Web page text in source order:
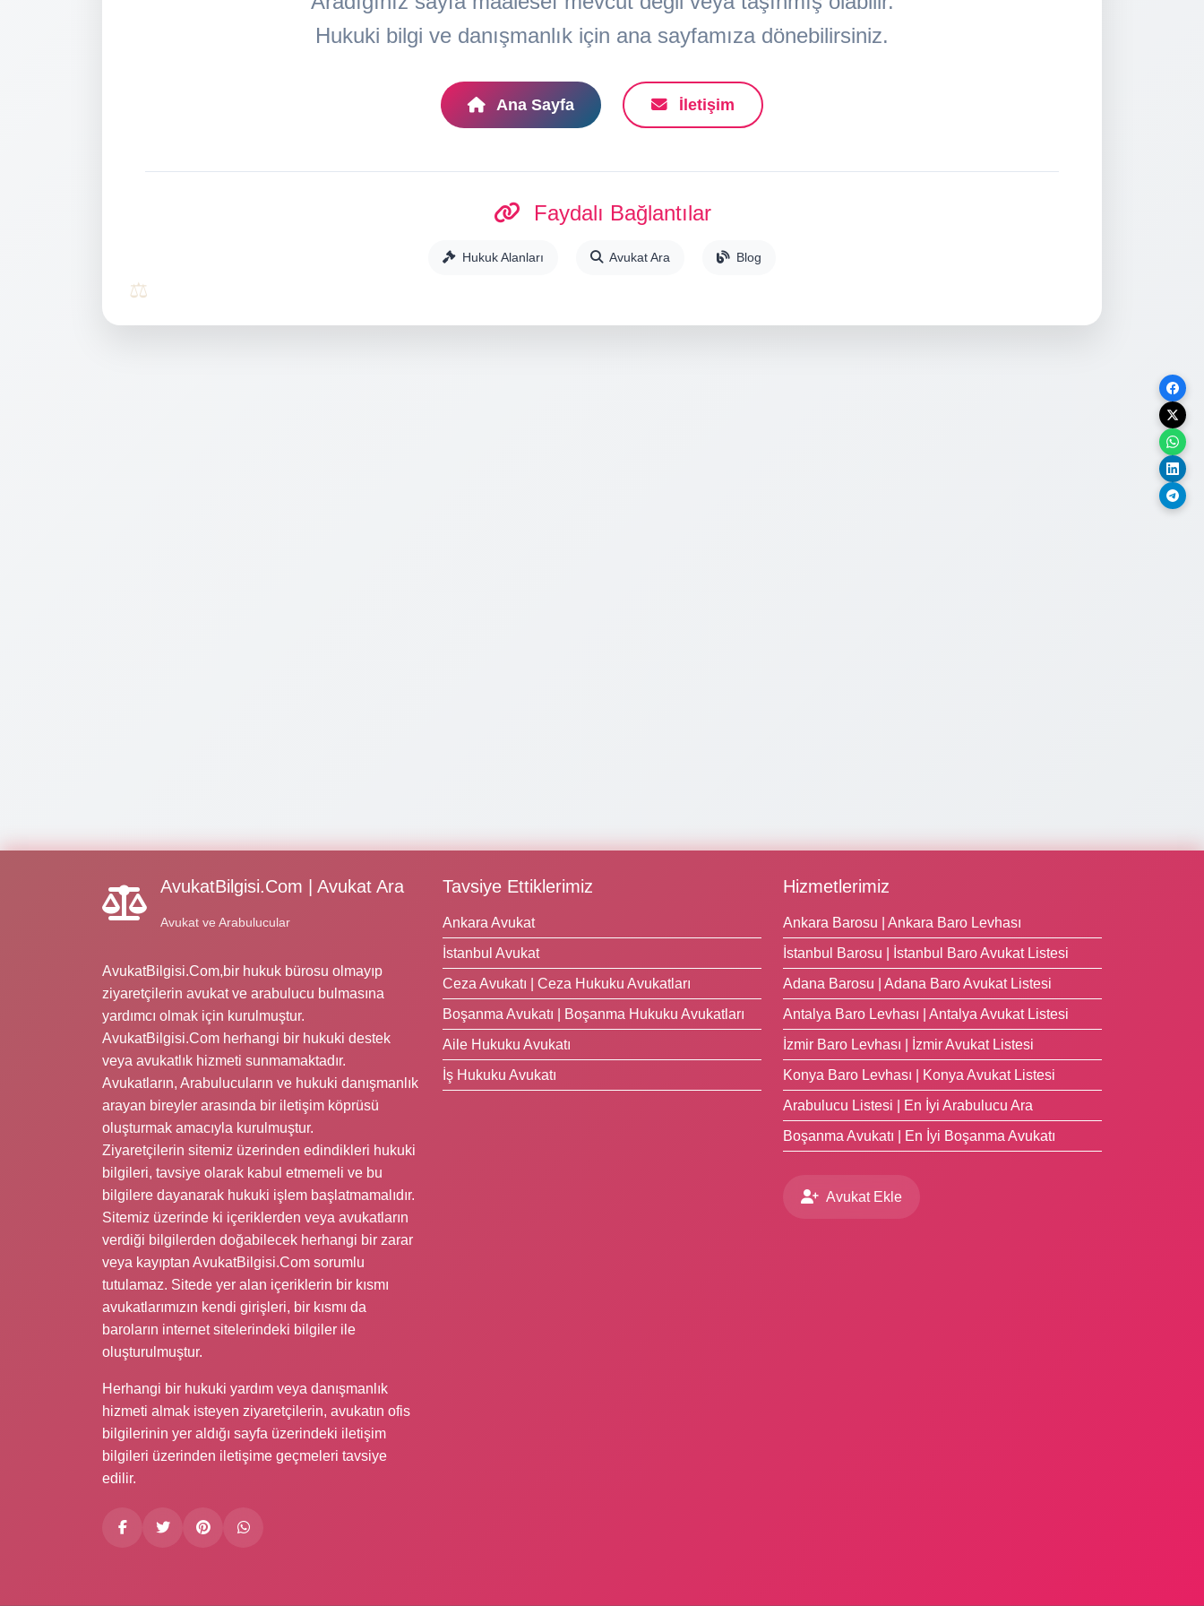
Hukuki bilgi ve danışmanlık için ana sayfamıza dönebilirsiniz.
Ana Sayfa İletişim
Faydalı Bağlantılar
Hukuk Alanları Avukat Ara Blog
AvukatBilgisi.Com | Avukat Ara
Avukat ve Arabulucular
AvukatBilgisi.Com,bir hukuk bürosu olmayıp
ziyaretçilerin avukat ve arabulucu bulmasına
yardımcı olmak için kurulmuştur.
AvukatBilgisi.Com herhangi bir hukuki destek
veya avukatlık hizmeti sunmamaktadır.
Avukatların, Arabulucuların ve hukuki danışmanlık
arayan bireyler arasında bir iletişim köprüsü
oluşturmak amacıyla kurulmuştur.
Ziyaretçilerin sitemiz üzerinden edindikleri hukuki
bilgileri, tavsiye olarak kabul etmemeli ve bu
bilgilere dayanarak hukuki işlem başlatmamalıdır.
Sitemiz üzerinde ki içeriklerden veya avukatların
verdiği bilgilerden doğabilecek herhangi bir zarar
veya kayıptan AvukatBilgisi.Com sorumlu
tutulamaz. Sitede yer alan içeriklerin bir kısmı
avukatlarımızın kendi girişleri, bir kısmı da
baroların internet sitelerindeki bilgiler ile
oluşturulmuştur.
Herhangi bir hukuki yardım veya danışmanlık
hizmeti almak isteyen ziyaretçilerin, avukatın ofis
bilgilerinin yer aldığı sayfa üzerindeki iletişim
bilgileri üzerinden iletişime geçmeleri tavsiye
edilir.
Tavsiye Ettiklerimiz
Ankara Avukat
İstanbul Avukat
Ceza Avukatı | Ceza Hukuku Avukatları
Boşanma Avukatı | Boşanma Hukuku Avukatları
Aile Hukuku Avukatı
İş Hukuku Avukatı
Hizmetlerimiz
Ankara Barosu | Ankara Baro Levhası
İstanbul Barosu | İstanbul Baro Avukat Listesi
Adana Barosu | Adana Baro Avukat Listesi
Antalya Baro Levhası | Antalya Avukat Listesi
İzmir Baro Levhası | İzmir Avukat Listesi
Konya Baro Levhası | Konya Avukat Listesi
Arabulucu Listesi | En İyi Arabulucu Ara
Boşanma Avukatı | En İyi Boşanma Avukatı
Avukat Ekle